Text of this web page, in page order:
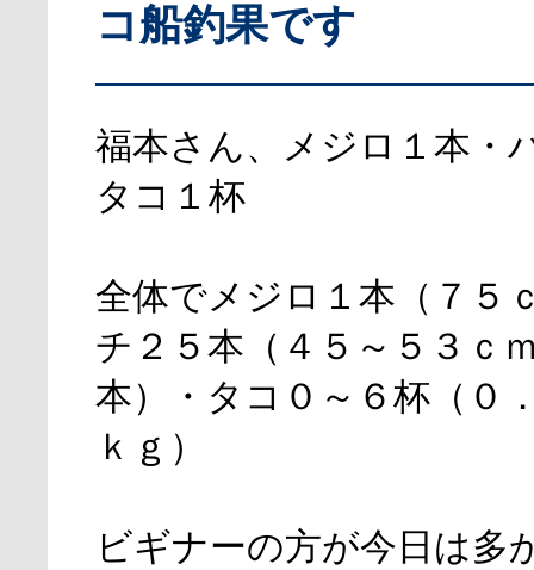
コ船釣果です
福本さん、メジロ１本・
タコ１杯
全体でメジロ１本（７５
チ２５本（４５～５３ｃ
本）・タコ０～６杯（０
ｋｇ）
ビギナーの方が今日は多